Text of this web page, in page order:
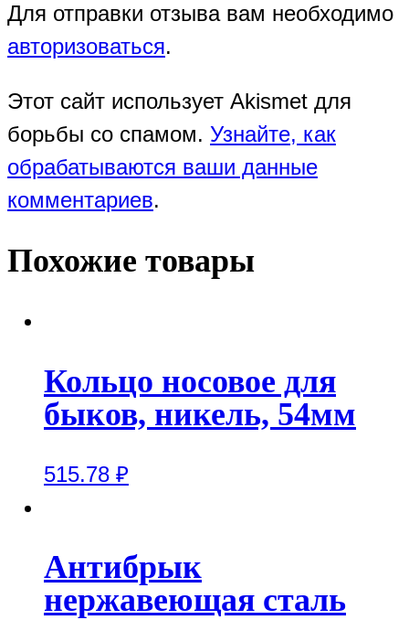
Для отправки отзыва вам необходимо
авторизоваться.
Этот сайт использует Akismet для
борьбы со спамом. Узнайте, как
обрабатываются ваши данные
комментариев.
Похожие товары
Кольцо носовое для
быков, никель, 54мм
515.78 ₽
Антибрык
нержавеющая сталь